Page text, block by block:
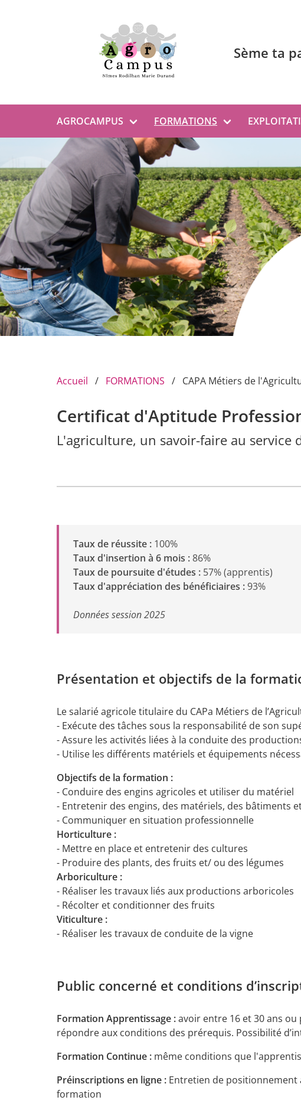
Sème ta
AGROCAMPUS FORMATIONS
Accueil FORMATIONS CAPA Métiers de
Certificat d'Aptitude
L'agriculture, un savoir-faire au service
Taux de réussite : 100%
Taux d'insertion à 6 mois :86%
Taux de poursuite d'études : 57% (apprentis)
Taux d'appréciation des bénéficiaires :93%
Données session 2025
Présentation et objectifs de la
Le salarié agricole titulaire du CAPa Métiers de
- Exécute des tâches sous la responsabilité de son
- Assure les activités liées à la conduite des
- Utilise les différents matériels et équipements
Objectifs de la formation :
- Conduire des engins agricoles et utiliser du matériel
- Entretenir des engins, des matériels, des bâtiments
- Communiquer en situation professionnelle
Horticulture :
- Mettre en place et entretenir des cultures
- Produire des plants, des fruits et/ ou des légumes
Arboriculture :
- Réaliser les travaux liés aux productions arboricoles
- Récolter et conditionner des fruits
Viticulture :
- Réaliser les travaux de conduite de la vigne
Public concerné et conditions
Formation Apprentissage :avoir entre 16 et 30 ans
répondre aux conditions des prérequis. Possibilité
Formation Continue : même conditions que
Préinscriptions en ligne : Entretien de positionnement
formation